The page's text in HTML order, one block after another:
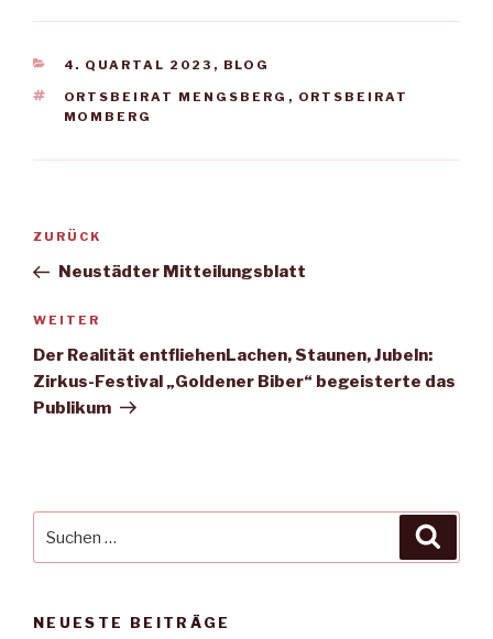
KATEGORIEN
4. QUARTAL 2023 , BLOG
SCHLAGWÖRTER
ORTSBEIRAT MENGSBERG , ORTSBEIRAT
MOMBERG
Beitragsnavigation
Vorheriger
Beitrag
ZURÜCK
Neustädter Mitteilungsblatt
Nächster
Beitrag
WEITER
Der Realität entfliehenLachen, Staunen, Jubeln:
Zirkus-Festival „Goldener Biber“ begeisterte das
Publikum
nach:
NEUESTE BEITRÄGE